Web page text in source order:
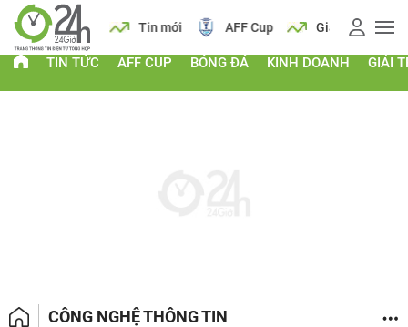
Lịch Tin mới AFF Cup Giá vàng
TIN TỨC AFF CUP BÓNG ĐÁ KINH DOANH GIẢI
CÔNG NGHỆ THÔNG TIN